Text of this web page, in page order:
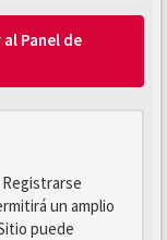
Panel de
un amplio
puede